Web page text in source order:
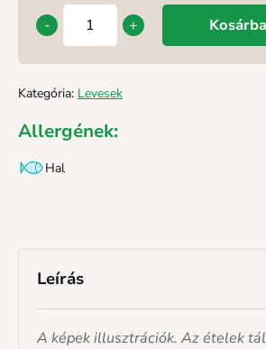
- +
Kategória: Levesek
Allergének:
Hal
Leírás
A képek illusztrációk. Az ételek